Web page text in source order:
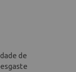
de